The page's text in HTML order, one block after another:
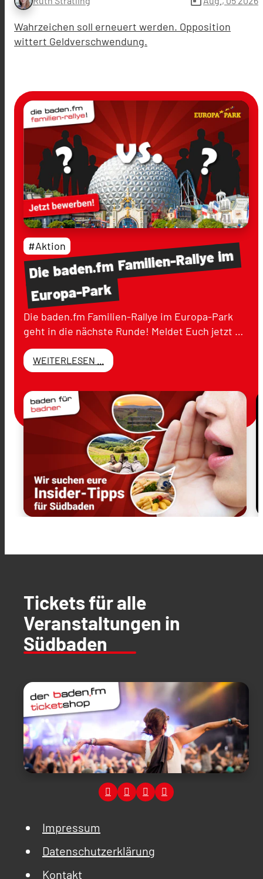
Wahrzeichen soll erneuert werden. Opposition
wittert Geldverschwendung.
Diebaden.fmFamilien-Rallyeim
Europa-Park
#Aktion
Die baden.fm Familien-Rallye im Europa-Park
geht in die nächste Runde! Meldet Euch jetzt …
WEITERLESEN ...
Tickets für alle
Veranstaltungen in
Südbaden
Impressum
Datenschutzerklärung
Kontakt